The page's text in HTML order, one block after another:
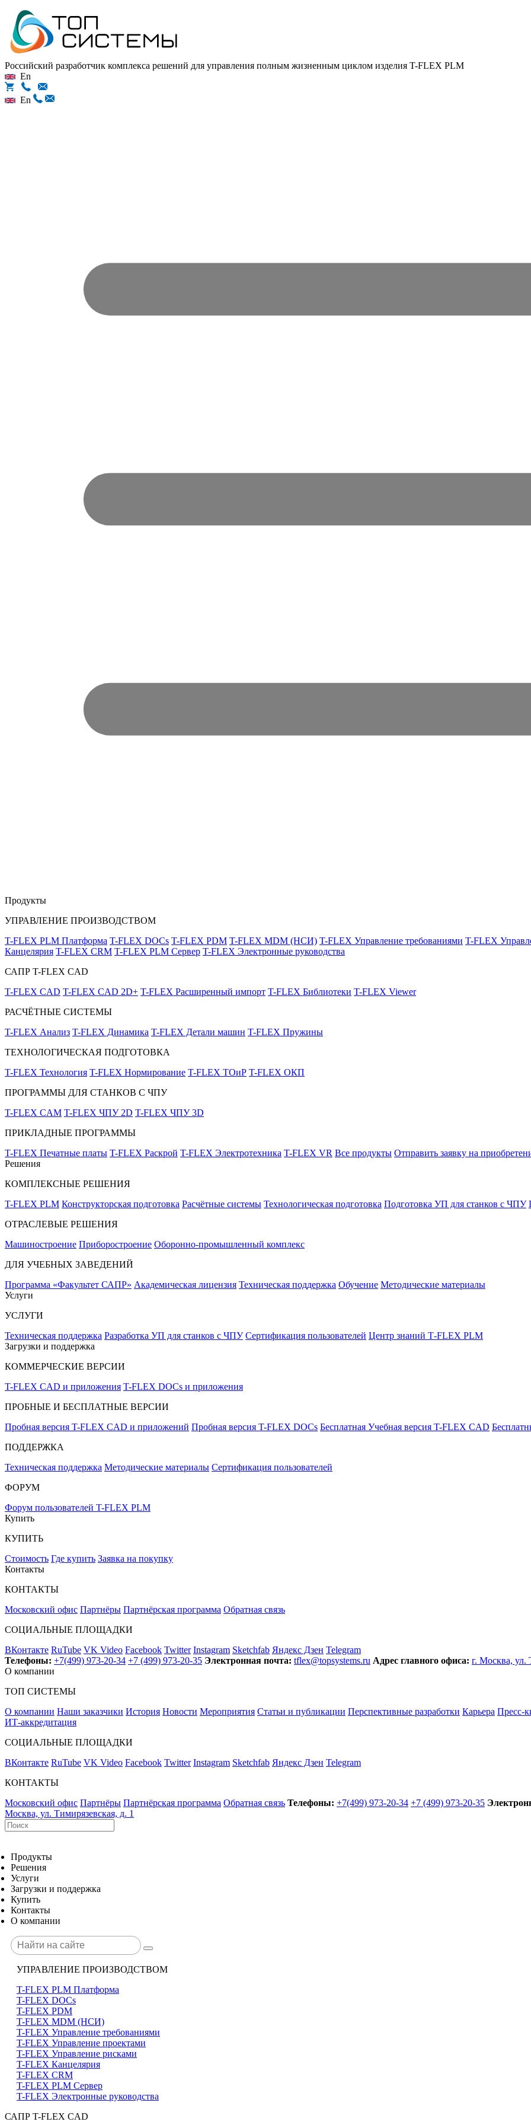
Российский разработчик комплекса решений для управления полным жизненным циклом изделия T-FLEX PLM
En
En
Продукты
УПРАВЛЕНИЕ ПРОИЗВОДСТВОМ
T-FLEX PLM Платформа T-FLEX DOCs T-FLEX PDM T-FLEX MDM (НСИ) T-FLEX Управление требованиями T-FLEX
Канцелярия T-FLEX CRM T-FLEX PLM Сервер T-FLEX Электронные руководства
САПР T-FLEX CAD
T-FLEX CAD T-FLEX CAD 2D+ T-FLEX Расширенный импорт T-FLEX Библиотеки T-FLEX Viewer
РАСЧЁТНЫЕ СИСТЕМЫ
T-FLEX Анализ T-FLEX Динамика T-FLEX Детали машин T-FLEX Пружины
ТЕХНОЛОГИЧЕСКАЯ ПОДГОТОВКА
T-FLEX Технология T-FLEX Нормирование T-FLEX ТОиР T-FLEX ОКП
ПРОГРАММЫ ДЛЯ СТАНКОВ С ЧПУ
T-FLEX CAM T-FLEX ЧПУ 2D T-FLEX ЧПУ 3D
ПРИКЛАДНЫЕ ПРОГРАММЫ
T-FLEX Печатные платы T-FLEX Раскрой T-FLEX Электротехника T-FLEX VR Все продукты Отправить заявку на
Решения
КОМПЛЕКСНЫЕ РЕШЕНИЯ
T-FLEX PLM Конструкторская подготовка Расчётные системы Технологическая подготовка Подготовка УП для станков с ЧПУ
ОТРАСЛЕВЫЕ РЕШЕНИЯ
Машиностроение Приборостроение Оборонно-промышленный комплекс
ДЛЯ УЧЕБНЫХ ЗАВЕДЕНИЙ
Программа «Факультет САПР» Академическая лицензия Техническая поддержка Обучение Методические материалы
Услуги
УСЛУГИ
Техническая поддержка Разработка УП для станков с ЧПУ Сертификация пользователей Центр знаний T‑FLEX PLM
Загрузки и поддержка
КОММЕРЧЕСКИЕ ВЕРСИИ
T-FLEX CAD и приложения T-FLEX DOCs и приложения
ПРОБНЫЕ И БЕСПЛАТНЫЕ ВЕРСИИ
Пробная версия T-FLEX CAD и приложений Пробная версия T-FLEX DOCs Бесплатная Учебная версия T-FLEX CAD
ПОДДЕРЖКА
Техническая поддержка Методические материалы Сертификация пользователей
ФОРУМ
Форум пользователей T-FLEX PLM
Купить
КУПИТЬ
Стоимость Где купить Заявка на покупку
Контакты
КОНТАКТЫ
Московский офис Партнёры Партнёрская программа Обратная связь
СОЦИАЛЬНЫЕ ПЛОЩАДКИ
ВКонтакте RuTube VK Video Facebook Twitter Instagram Sketchfab Яндекс Дзен Telegram
Телефоны: +7(499) 973-20-34 +7 (499) 973-20-35 Электронная почта: tflex@topsystems.ru Адрес главного офиса: г. Москва, ул.
О компании
ТОП СИСТЕМЫ
О компании Наши заказчики История Новости Мероприятия Статьи и публикации Перспективные разработки Карьера Пресс-
ИТ-аккредитация
СОЦИАЛЬНЫЕ ПЛОЩАДКИ
ВКонтакте RuTube VK Video Facebook Twitter Instagram Sketchfab Яндекс Дзен Telegram
КОНТАКТЫ
Московский офис Партнёры Партнёрская программа Обратная связь Телефоны: +7(499) 973-20-34 +7 (499) 973-20-35
Москва, ул. Тимирязевская, д. 1
Продукты
Решения
Услуги
Загрузки и поддержка
Купить
Контакты
О компании
УПРАВЛЕНИЕ ПРОИЗВОДСТВОМ
T-FLEX PLM Платформа
T-FLEX DOCs
T-FLEX PDM
T-FLEX MDM (НСИ)
T-FLEX Управление требованиями
T-FLEX Управление проектами
T-FLEX Управление рисками
T-FLEX Канцелярия
T-FLEX CRM
T-FLEX PLM Сервер
T-FLEX Электронные руководства
САПР T-FLEX CAD